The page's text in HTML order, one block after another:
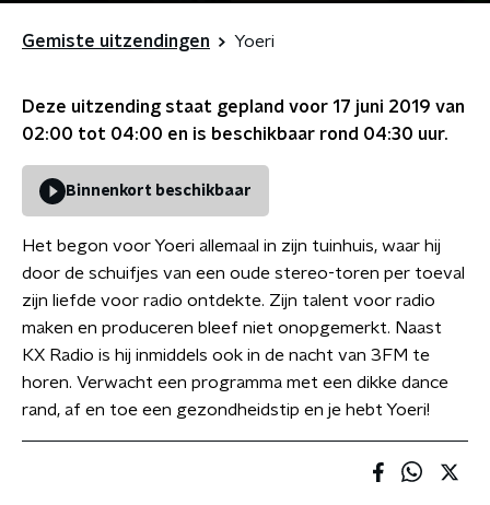
Gemiste uitzendingen Yoeri
Deze uitzending staat gepland voor 17 juni 2019 van
02:00 tot 04:00 en is beschikbaar rond 04:30 uur.
Binnenkort beschikbaar
Het begon voor Yoeri allemaal in zijn tuinhuis, waar hij
door de schuifjes van een oude stereo-toren per toeval
zijn liefde voor radio ontdekte. Zijn talent voor radio
maken en produceren bleef niet onopgemerkt. Naast
KX Radio is hij inmiddels ook in de nacht van 3FM te
horen. Verwacht een programma met een dikke dance
rand, af en toe een gezondheidstip en je hebt Yoeri!